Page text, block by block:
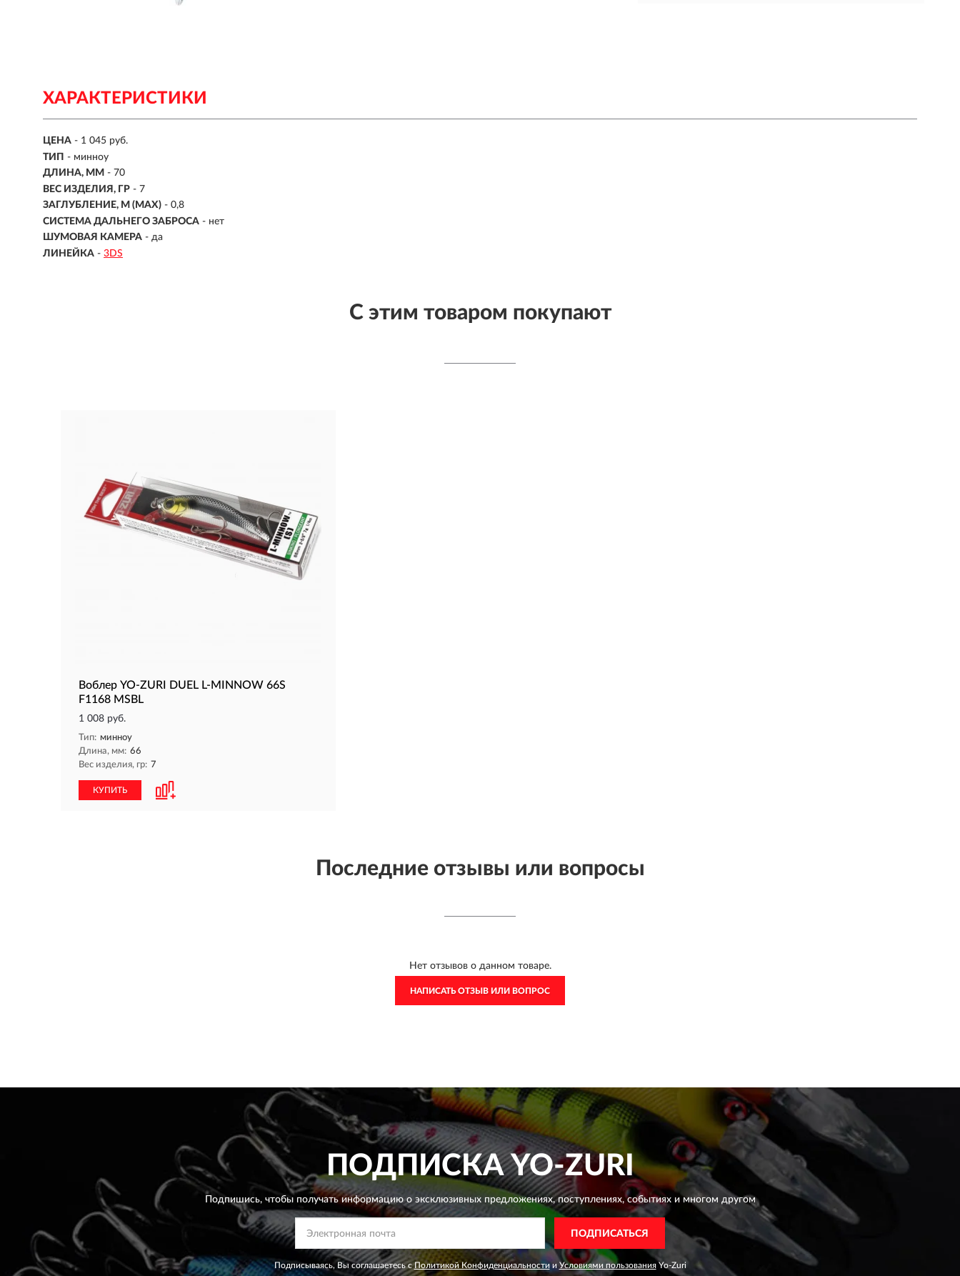
ХАРАКТЕРИСТИКИ
ЦЕНА - 1 045 руб.
ТИП - минноу
ДЛИНА, ММ - 70
ВЕС ИЗДЕЛИЯ, ГР - 7
ЗАГЛУБЛЕНИЕ, М (MAX) - 0,8
СИСТЕМА ДАЛЬНЕГО ЗАБРОСА - нет
ШУМОВАЯ КАМЕРА - да
ЛИНЕЙКА - 3DS
С этим товаром покупают
Воблер YO-ZURI DUEL L-MINNOW 66S
F1168 MSBL
1 008 руб.
Тип: минноу
Длина, мм: 66
Вес изделия, гр: 7
КУПИТЬ
Последние отзывы или вопросы
Нет отзывов о данном товаре.
НАПИСАТЬ ОТЗЫВ ИЛИ ВОПРОС
ПОДПИСКАYO-ZURI
Подпишись, чтобы получать информацию о эксклюзивных предложениях,поступлениях, событиях и многом другом
ПОДПИСАТЬСЯ
Подписываясь, Вы соглашаетесь сПолитикой Конфиденциальности и Условиями пользованияYo-Zuri